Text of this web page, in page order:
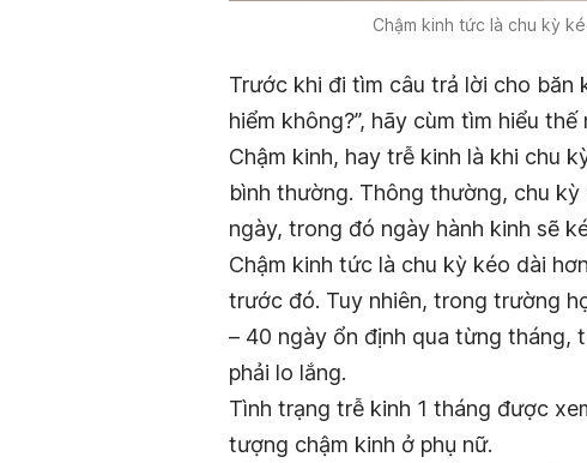
Chậm kinh tức là chu kỳ
Trước khi đi tìm câu trả lời cho băn
hiểm không?”, hãy cùm tìm hiểu
Chậm kinh, hay trễ kinh là khi chu
bình thường. Thông thường, chu
ngày, trong đó ngày hành kinh sẽ
Chậm kinh tức là chu kỳ kéo dài
trước đó. Tuy nhiên, trong trường
– 40 ngày ổn định qua từng tháng,
phải lo lắng.
Tình trạng trễ kinh 1 tháng được
tượng chậm kinh ở phụ nữ.